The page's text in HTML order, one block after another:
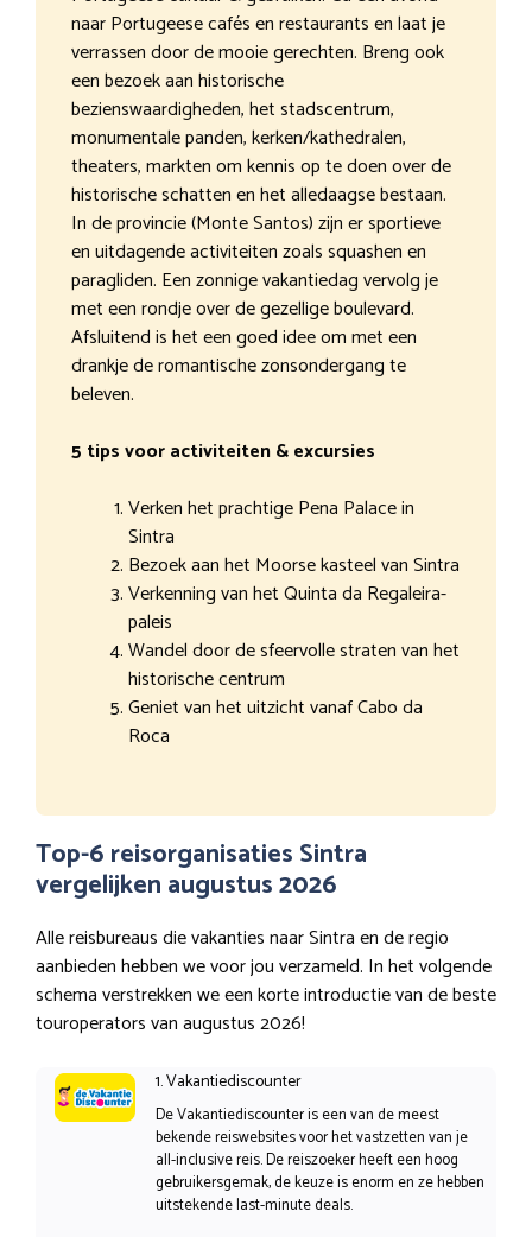
naar Portugeese cafés en restaurants en laat je
verrassen door de mooie gerechten. Breng ook
een bezoek aan historische
bezienswaardigheden, het stadscentrum,
monumentale panden, kerken/kathedralen,
theaters, markten om kennis op te doen over de
historische schatten en het alledaagse bestaan.
In de provincie (Monte Santos) zijn er sportieve
en uitdagende activiteiten zoals squashen en
paragliden. Een zonnige vakantiedag vervolg je
met een rondje over de gezellige boulevard.
Afsluitend is het een goed idee om met een
drankje de romantische zonsondergang te
beleven.
5 tips voor activiteiten & excursies
Verken het prachtige Pena Palace in
Sintra
Bezoek aan het Moorse kasteel van Sintra
Verkenning van het Quinta da Regaleira-
paleis
Wandel door de sfeervolle straten van het
historische centrum
Geniet van het uitzicht vanaf Cabo da
Roca
Top-6 reisorganisaties Sintra
vergelijken augustus 2026
Alle reisbureaus die vakanties naar Sintra en de regio
aanbieden hebben we voor jou verzameld. In het volgende
schema verstrekken we een korte introductie van de beste
touroperators van augustus 2026!
1. Vakantiediscounter
De Vakantiediscounter is een van de meest
bekende reiswebsites voor het vastzetten van je
all-inclusive reis. De reiszoeker heeft een hoog
gebruikersgemak, de keuze is enorm en ze hebben
uitstekende last-minute deals.